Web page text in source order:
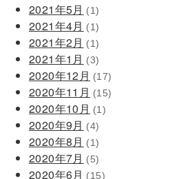
2021年5月 (1)
2021年4月 (1)
2021年2月 (1)
2021年1月 (3)
2020年12月 (17)
2020年11月 (15)
2020年10月 (1)
2020年9月 (4)
2020年8月 (1)
2020年7月 (5)
2020年6月 (15)